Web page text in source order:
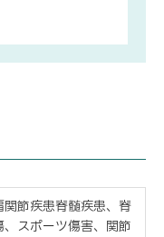
節疾患脊髄疾患、脊
スポーツ傷害、関節